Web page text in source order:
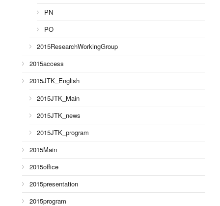
PN
PO
2015ResearchWorkingGroup
2015access
2015JTK_English
2015JTK_Main
2015JTK_news
2015JTK_program
2015Main
2015office
2015presentation
2015program